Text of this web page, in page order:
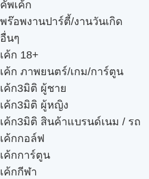
คัพเค้ก
พร๊อพงานปาร์ตี้/งานวันเกิด
อื่นๆ
เค้ก 18+
เค้ก ภาพยนตร์/เกม/การ์ตูน
เค้ก3มิติ ผู้ชาย
เค้ก3มิติ ผู้หญิง
เค้ก3มิติ สินค้าแบรนด์เนม / รถ
เค้กกอล์ฟ
เค้กการ์ตูน
เค้กกีฬา